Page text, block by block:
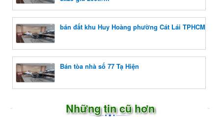
bán đất khu Huy Hoàng phường Cát Lái TPHCM
Bán tòa nhà số 77 Tạ Hiện
Những tin cũ hơn